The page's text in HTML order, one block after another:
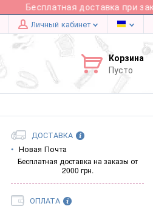
Бесплатная доставка при
Личный кабинет
Корзина
Пусто
ДОСТАВКА
Новая Почта
Бесплатная доставка на заказы от
2000 грн.
ОПЛАТА